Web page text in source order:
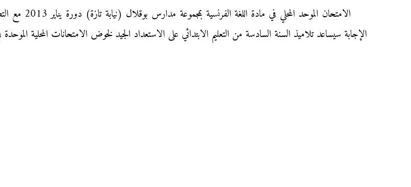
الامتحان
الإجابة سيساعد تلاميذ السنة السادسة من التعليم الابتدائي على الاستعداد الجيد لخوض الامتحانات المحلية الموحدة